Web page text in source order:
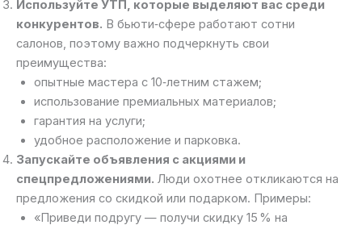
Используйте УТП, которые выделяют вас среди
конкурентов. В бьюти‑сфере работают сотни
салонов, поэтому важно подчеркнуть свои
преимущества:
опытные мастера с 10‑летним стажем;
использование премиальных материалов;
гарантия на услуги;
удобное расположение и парковка.
Запускайте объявления с акциями и
спецпредложениями. Люди охотнее откликаются на
предложения со скидкой или подарком. Примеры:
«Приведи подругу — получи скидку 15 % на